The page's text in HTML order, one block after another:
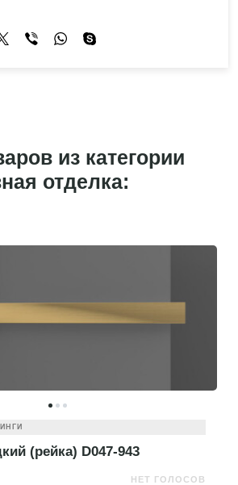
из категории
отделка:
(рейка) D047-943
НЕТ ГОЛОСОВ